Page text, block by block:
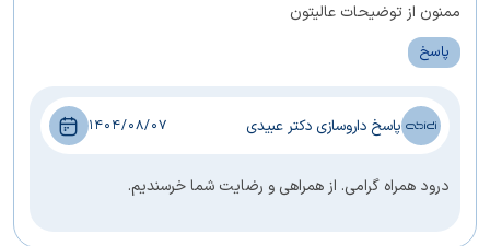
ممنون از توضیحات عالیتون
پاسخ
پاسخ داروسازی دکتر عبیدی 1404/08/07
درود همراه گرامی. از همراهی و رضایت شما خرسندیم.